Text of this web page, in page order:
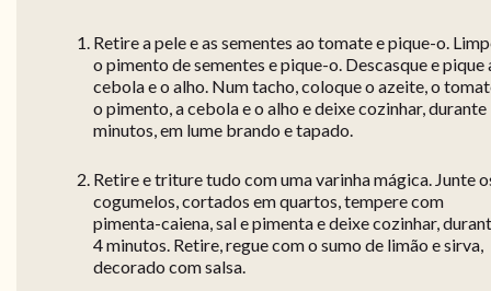
Retire a pele e as sementes ao tomate e pique-o.
o pimento de sementes e pique-o. Descasque e pique
cebola e o alho. Num tacho, coloque o azeite, o
o pimento, a cebola e o alho e deixe cozinhar, durante
minutos, em lume brando e tapado.
Retire e triture tudo com uma varinha mágica. Junte
cogumelos, cortados em quartos, tempere com
pimenta-caiena, sal e pimenta e deixe cozinhar,
4 minutos. Retire, regue com o sumo de limão e sirva,
decorado com salsa.